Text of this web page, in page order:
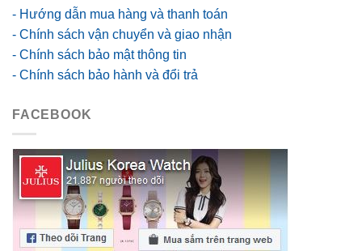
- Hướng dẫn mua hàng và thanh toán
- Chính sách vận chuyển và giao nhận
- Chính sách bảo mật thông tin
- Chính sách bảo hành và đổi trả
FACEBOOK